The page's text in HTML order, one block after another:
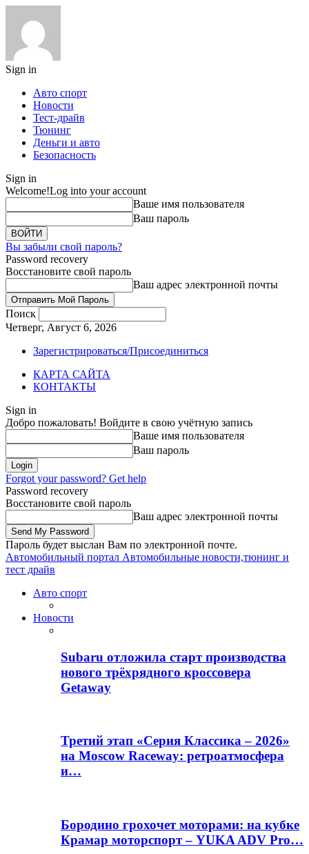
Sign in
Авто спорт
Новости
Тест-драйв
Тюнинг
Деньги и авто
Безопасность
Sign in
Welcome!Log into your account
Ваше имя пользователя
Ваш пароль
Вы забыли свой пароль?
Password recovery
Восстановите свой пароль
Ваш адрес электронной почты
Поиск
Четверг, Август 6, 2026
Зарегистрироваться/Присоединиться
КАРТА САЙТА
КОНТАКТЫ
Sign in
Добро пожаловать! Войдите в свою учётную запись
Ваше имя пользователя
Ваш пароль
Forgot your password? Get help
Password recovery
Восстановите свой пароль
Ваш адрес электронной почты
Пароль будет выслан Вам по электронной почте.
Автомобильный портал Автомобильные новости,тюнинг и
тест драйв
Авто спорт
Новости
Subaru отложила старт производства
нового трёхрядного кроссовера
Getaway
Третий этап «Серия Классика – 2026»
на Moscow Raceway: ретроатмосфера
и…
Бородино грохочет моторами: на кубке
Крамар моторспорт – YUKA ADV Pro…